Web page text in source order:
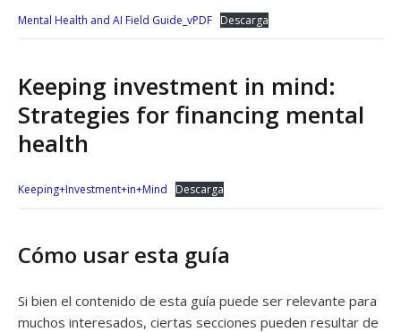
Mental Health and AI Field Guide_vPDF Descarga
Keeping investment in mind:
Strategies for financing mental
health
Keeping+Investment+in+Mind Descarga
Cómo usar esta guía
Si bien el contenido de esta guía puede ser relevante para
muchos interesados, ciertas secciones pueden resultar de